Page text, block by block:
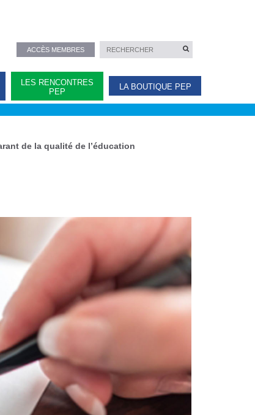
ACCÈS MEMBRES
LES RENCONTRES
PEP
LA BOUTIQUE PEP
de la qualité de l’éducation